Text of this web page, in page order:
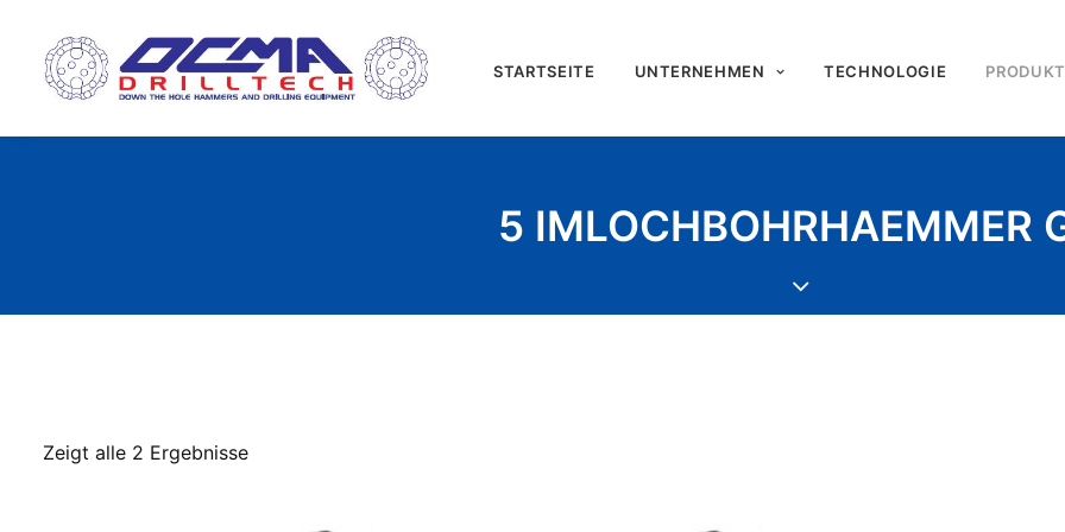
STARTSEITE UNTERNEHMEN TECHNOLOGIE
5 IMLOCHBOHRHAEMMER
Zeigt alle 2 Ergebnisse